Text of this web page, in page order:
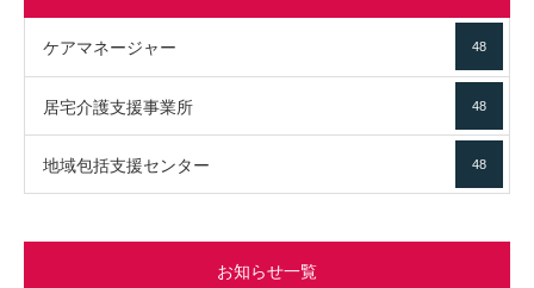
ケアマネージャー 48
居宅介護支援事業所 48
地域包括支援センター 48
お知らせ一覧